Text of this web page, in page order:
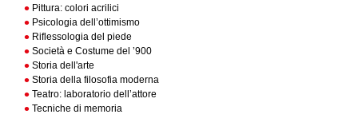
Pittura: colori acrilici
Psicologia dell’ottimismo
Riflessologia del piede
Società e Costume del ’900
Storia dell'arte
Storia della filosofia moderna
Teatro: laboratorio dell’attore
Tecniche di memoria